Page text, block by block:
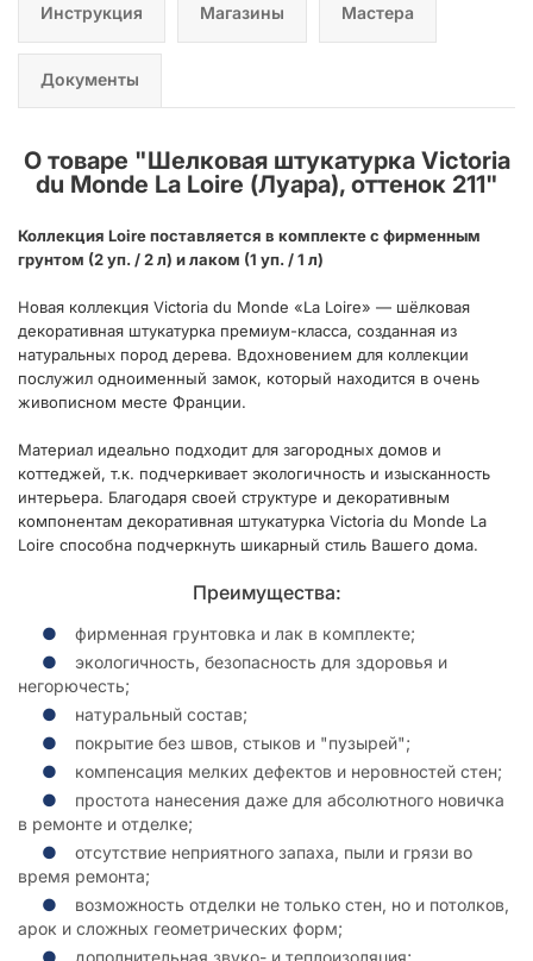
Инструкция Магазины Мастера
Документы
О товаре "Шелковая штукатурка Victoria
du Monde La Loire (Луара), оттенок 211"
Коллекция Loire поставляется в комплекте с фирменным
грунтом (2 уп. / 2 л) и лаком (1 уп. / 1 л)
Новая коллекция Victoria du Monde «La Loire» — шёлковая
декоративная штукатурка премиум-класса, созданная из
натуральных пород дерева. Вдохновением для коллекции
послужил одноименный замок, который находится в очень
живописном месте Франции.
Материал идеально подходит для загородных домов и
коттеджей, т.к. подчеркивает экологичность и изысканность
интерьера. Благодаря своей структуре и декоративным
компонентам декоративная штукатурка Victoria du Monde La
Loire способна подчеркнуть шикарный стиль Вашего дома.
Преимущества:
фирменная грунтовка и лак в комплекте;
экологичность, безопасность для здоровья и
негорючесть;
натуральный состав;
покрытие без швов, стыков и "пузырей";
компенсация мелких дефектов и неровностей стен;
простота нанесения даже для абсолютного новичка
в ремонте и отделке;
отсутствие неприятного запаха, пыли и грязи во
время ремонта;
возможность отделки не только стен, но и потолков,
арок и сложных геометрических форм;
дополнительная звуко- и теплоизоляция;